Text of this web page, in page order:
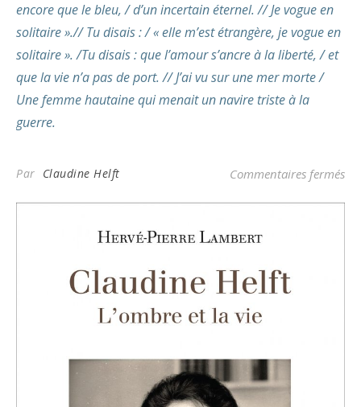
encore que le bleu, / d’un incertain éternel. // Je vogue en
solitaire ».// Tu disais : / « elle m’est étrangère, je vogue en
solitaire ». /Tu disais : que l’amour s’ancre à la liberté, / et
que la vie n’a pas de port. // J’ai vu sur une mer morte /
Une femme hautaine qui menait un navire triste à la
guerre.
Par Claudine Helft Commentaires fermés